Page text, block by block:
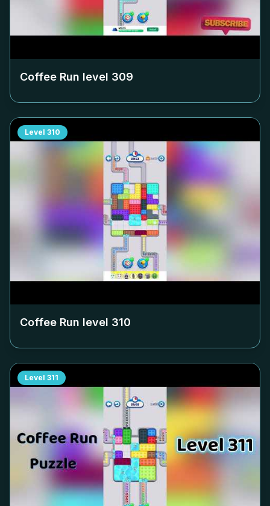
Coffee Run level 309
Level 310
Coffee Run level 310
Level 311